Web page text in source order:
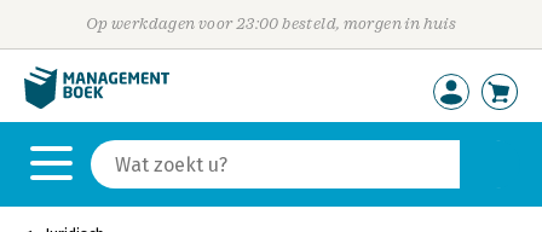
Op werkdagen voor 23:00 besteld, morgen in huis